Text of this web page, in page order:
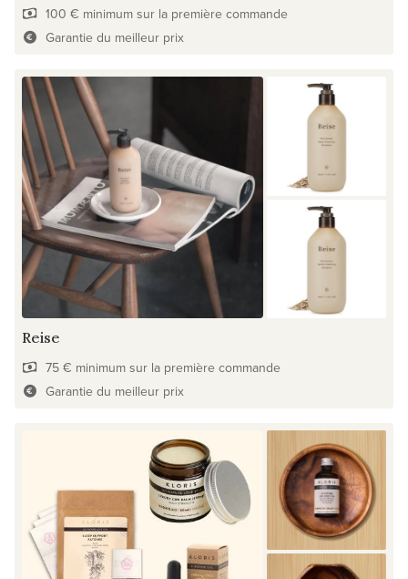
100 € minimum sur la première commande
Garantie du meilleur prix
Reise
75 € minimum sur la première commande
Garantie du meilleur prix